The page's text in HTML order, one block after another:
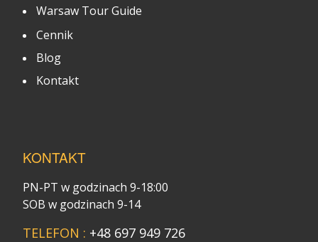
Warsaw Tour Guide
Cennik
Blog
Kontakt
KONTAKT
PN-PT w godzinach 9-18:00
SOB w godzinach 9-14
TELEFON : +48 697 949 726